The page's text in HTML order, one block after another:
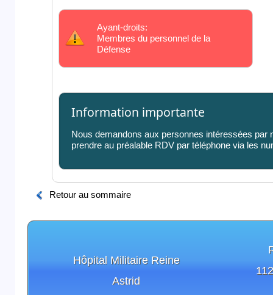
Ayant-droits:
Membres du personnel de la
Défense
Information importante
Nous demandons aux personnes intéressées par
prendre au préalable RDV par téléphone via les
Retour au sommaire
Hôpital Militaire Reine
Astrid